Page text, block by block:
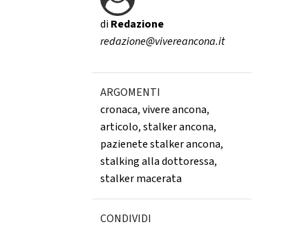
diRedazione
redazione@vivereancona.it
ARGOMENTI
cronaca,vivere ancona,
articolo,stalker ancona,
pazienete stalker ancona,
stalking alla dottoressa,
stalker macerata
CONDIVIDI